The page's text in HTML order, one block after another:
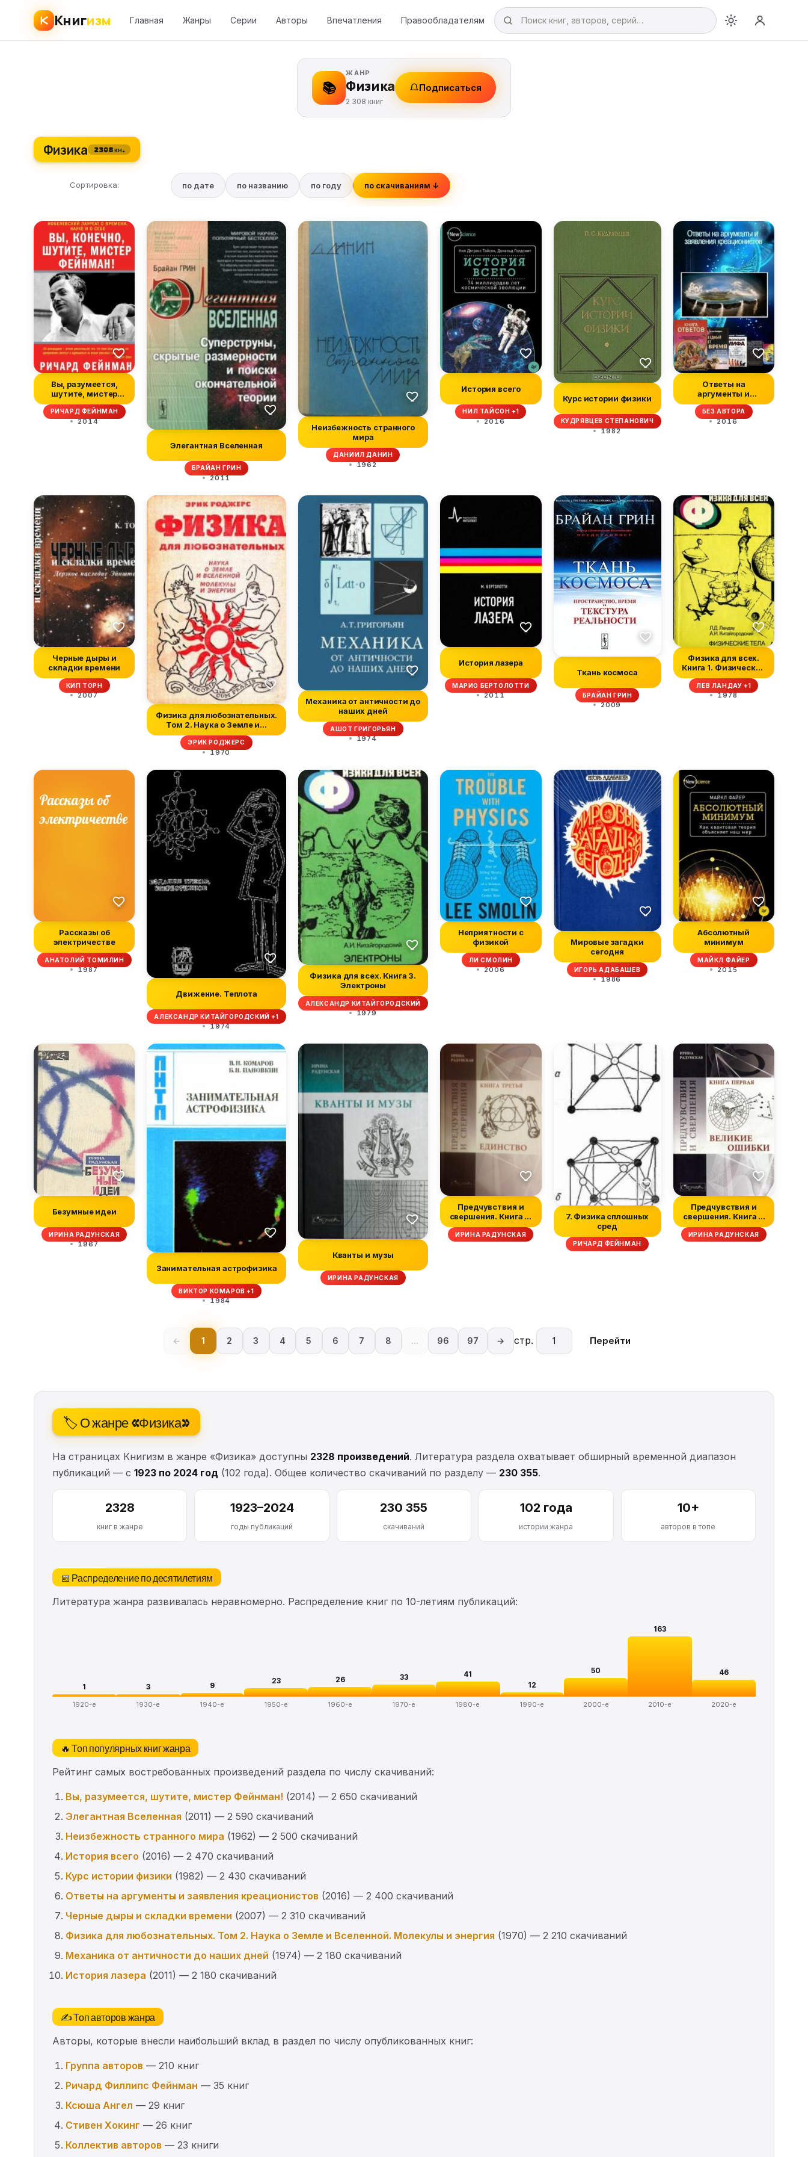
Книгизм Главная Жанры Серии Авторы Впечатления Правообладателям
📚
ЖАНР
Физика
2 308 книг
Подписаться
Физика 2308 кн.
Сортировка: по дате по названию по году по скачиваниям ↓
Вы, разумеется,
шутите, мистер
Фейнман!
РИЧАРД ФЕЙНМАН
2014
Элегантная Вселенная
БРАЙАН ГРИН
2011
Неизбежность странного
мира
ДАНИИЛ ДАНИН
1962
История всего
НИЛ ТАЙСОН +1
2016
Курс истории физики
КУДРЯВЦЕВ СТЕПАНОВИЧ
1982
Ответы на
аргументы и
заявления
креационистов
БЕЗ АВТОРА
2016
Черные дыры и
складки времени
КИП ТОРН
2007
Физика для любознательных.
Том 2. Наука о Земле и...
ЭРИК РОДЖЕРС
1970
Механика от античности до
наших дней
АШОТ ГРИГОРЬЯН
1974
История лазера
МАРИО БЕРТОЛОТТИ
2011
Ткань космоса
БРАЙАН ГРИН
2009
Физика для всех.
Книга 1. Физические
тела
ЛЕВ ЛАНДАУ +1
1978
Рассказы об
электричестве
АНАТОЛИЙ ТОМИЛИН
1987
Движение. Теплота
АЛЕКСАНДР КИТАЙГОРОДСКИЙ +1
1974
Физика для всех. Книга 3.
Электроны
АЛЕКСАНДР КИТАЙГОРОДСКИЙ
1979
Неприятности с
физикой
ЛИ СМОЛИН
2006
Мировые загадки
сегодня
ИГОРЬ АДАБАШЕВ
1986
Абсолютный
минимум
МАЙКЛ ФАЙЕР
2015
Безумные идеи
ИРИНА РАДУНСКАЯ
1967
Занимательная астрофизика
ВИКТОР КОМАРОВ +1
1984
Кванты и музы
ИРИНА РАДУНСКАЯ
Предчувствия и
свершения. Книга 3.
Единство
ИРИНА РАДУНСКАЯ
7. Физика сплошных
сред
РИЧАРД ФЕЙНМАН
Предчувствия и
свершения. Книга 1.
Великие ошибки
ИРИНА РАДУНСКАЯ
← 1 2 3 4 5 6 7 8 ... 96 97 → стр. Перейти
🏷️ О жанре «Физика»
На страницах Книгизм в жанре «Физика» доступны 2328 произведений. Литература раздела охватывает обширный временной диапазон
публикаций — с 1923 по 2024 год (102 года). Общее количество скачиваний по разделу — 230 355.
2328
книг в жанре
1923–2024
годы публикаций
230 355
скачиваний
102 года
истории жанра
10+
авторов в топе
📅 Распределение по десятилетиям
Литература жанра развивалась неравномерно. Распределение книг по 10-летиям публикаций:
1
1920-е
3
1930-е
9
1940-е
23
1950-е
26
1960-е
33
1970-е
41
1980-е
12
1990-е
50
2000-е
163
2010-е
46
2020-е
🔥 Топ популярных книг жанра
Рейтинг самых востребованных произведений раздела по числу скачиваний:
Вы, разумеется, шутите, мистер Фейнман! (2014) — 2 650 скачиваний
Элегантная Вселенная (2011) — 2 590 скачиваний
Неизбежность странного мира (1962) — 2 500 скачиваний
История всего (2016) — 2 470 скачиваний
Курс истории физики (1982) — 2 430 скачиваний
Ответы на аргументы и заявления креационистов (2016) — 2 400 скачиваний
Черные дыры и складки времени (2007) — 2 310 скачиваний
Физика для любознательных. Том 2. Наука о Земле и Вселенной. Молекулы и энергия (1970) — 2 210 скачиваний
Механика от античности до наших дней (1974) — 2 180 скачиваний
История лазера (2011) — 2 180 скачиваний
✍️ Топ авторов жанра
Авторы, которые внесли наибольший вклад в раздел по числу опубликованных книг:
Группа авторов — 210 книг
Ричард Филлипс Фейнман — 35 книг
Ксюша Ангел — 29 книг
Стивен Хокинг — 26 книг
Коллектив авторов — 23 книги